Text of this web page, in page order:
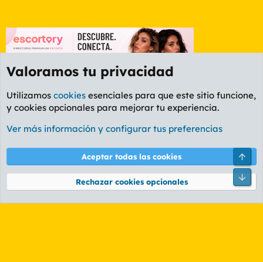
Etiquetas
Cookies
PL OLDSTYLE AMARILLO
Términos y reglas Política de privacidad Ayuda
Community platform by XenForo® © 2010-2026 XenForo Ltd.
Valoramos tu privacidad
Utilizamos cookies esenciales para que este sitio funcione,
y cookies opcionales para mejorar tu experiencia.
Ver más información y configurar tus preferencias
Aceptar todas las cookies
Rechazar cookies opcionales
Pie